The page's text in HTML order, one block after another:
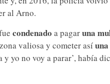
al Arno.
condenado a pagaruna
valiosa y cometer así
y yo no voy a parar’, había